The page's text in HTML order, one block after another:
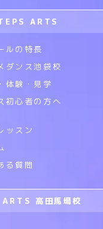
ARTS
ルの特長
ダンス池袋校
体験・見学
初心者の方へ
ッスン
る質問
高田馬場校